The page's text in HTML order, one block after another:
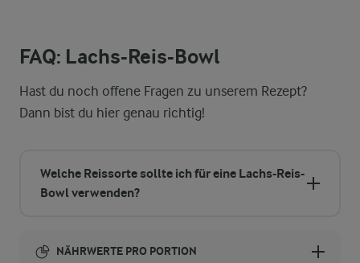
FAQ: Lachs-Reis-Bowl
Hast du noch offene Fragen zu unserem Rezept?
Dann bist du hier genau richtig!
Welche Reissorte sollte ich für eine Lachs-Reis-
Bowl verwenden?
NÄHRWERTE PRO PORTION